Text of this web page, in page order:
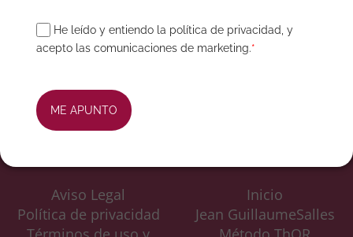
Aviso Legal
Política de privacidad
Inicio
Jean GuillaumeSalles
He leído y entiendo la política de privacidad, y
acepto las comunicaciones de marketing.*
ME APUNTO